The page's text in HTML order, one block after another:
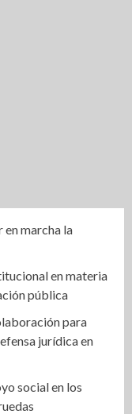
marcha la
en materia
pública
para
jurídica en
social en los